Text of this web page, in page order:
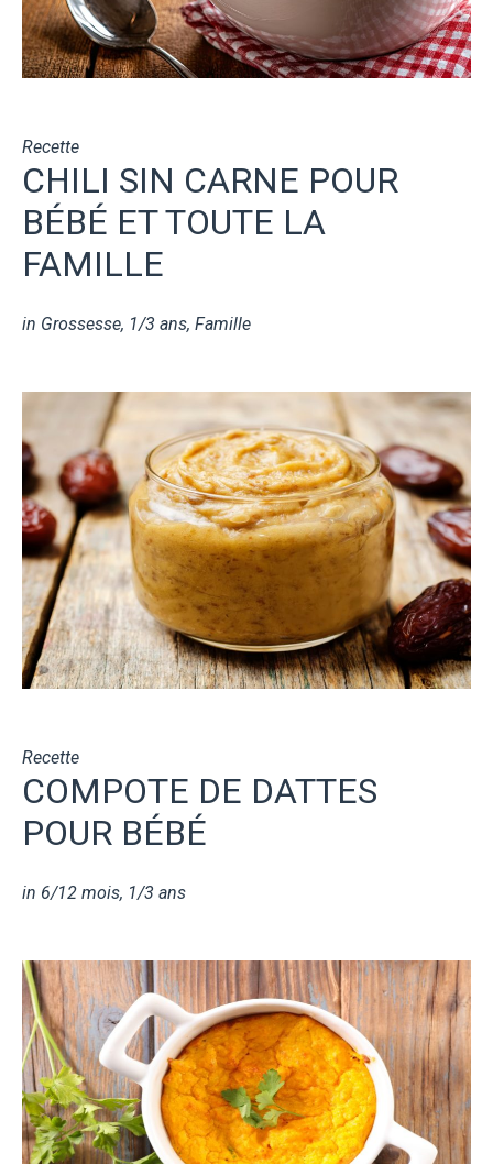
Recette
CHILI SIN CARNE POUR
BÉBÉ ET TOUTE LA
FAMILLE
in Grossesse, 1/3 ans, Famille
Recette
COMPOTE DE DATTES
POUR BÉBÉ
in 6/12 mois, 1/3 ans